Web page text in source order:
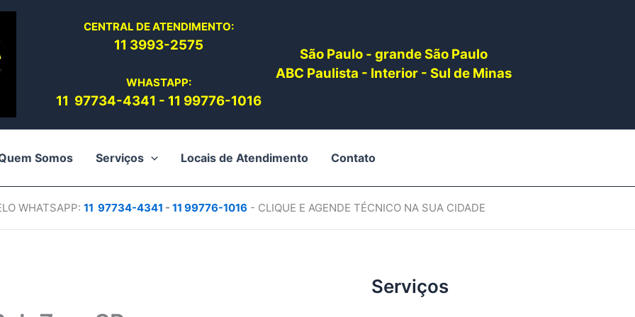
CENTRAL DE ATENDIMENTO:
11 3993-2575
WHASTAPP:
11 97734-4341 - 11 99776-1016
São Paulo - grande São Paulo
ABC Paulista - Interior - Sul de Minas
Somos Serviços Locais de Atendimento Contato
WHATSAPP: 11 97734-4341 - 11 99776-1016 - CLIQUE E AGENDE TÉCNICO NA SUA CIDADE
Serviços